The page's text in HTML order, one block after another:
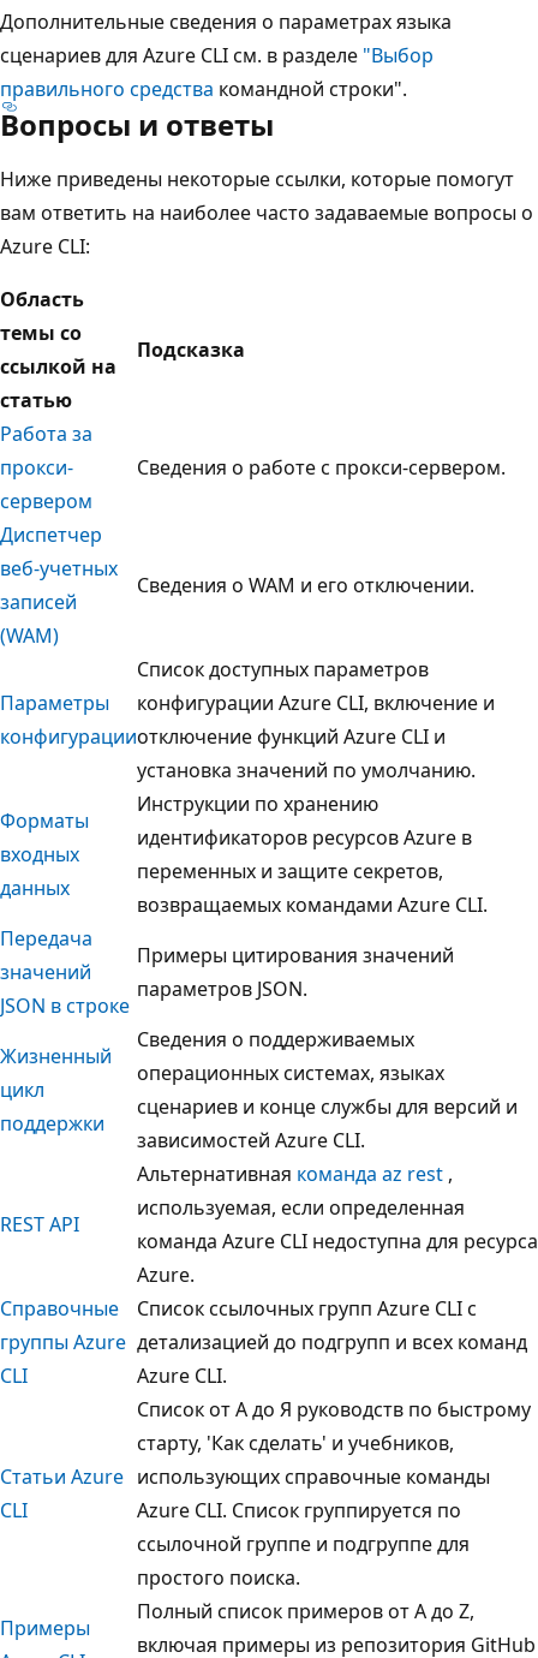
Дополнительные сведения о параметрах языка
сценариев для Azure CLI см. в разделе "Выбор
правильного средства командной строки".
Вопросы и ответы
Ниже приведены некоторые ссылки, которые помогут
вам ответить на наиболее часто задаваемые вопросы о
Azure CLI:
Область
темы со
ссылкой на
статью
Подсказка
Работа за
прокси-
сервером
Сведения о работе с прокси-сервером.
Диспетчер
веб-учетных
записей
(WAM)
Сведения о WAM и его отключении.
Параметры
конфигурации
Список доступных параметров
конфигурации Azure CLI, включение и
отключение функций Azure CLI и
установка значений по умолчанию.
Форматы
входных
данных
Инструкции по хранению
идентификаторов ресурсов Azure в
переменных и защите секретов,
возвращаемых командами Azure CLI.
Передача
значений
JSON в строке
Примеры цитирования значений
параметров JSON.
Жизненный
цикл
поддержки
Сведения о поддерживаемых
операционных системах, языках
сценариев и конце службы для версий и
зависимостей Azure CLI.
REST API
Альтернативная команда az rest ,
используемая, если определенная
команда Azure CLI недоступна для ресурса
Azure.
Справочные
группы Azure
CLI
Список ссылочных групп Azure CLI с
детализацией до подгрупп и всех команд
Azure CLI.
Статьи Azure
CLI
Список от А до Я руководств по быстрому
старту, 'Как сделать' и учебников,
использующих справочные команды
Azure CLI. Список группируется по
ссылочной группе и подгруппе для
простого поиска.
Примеры
Полный список примеров от A до Z,
включая примеры из репозитория GitHub